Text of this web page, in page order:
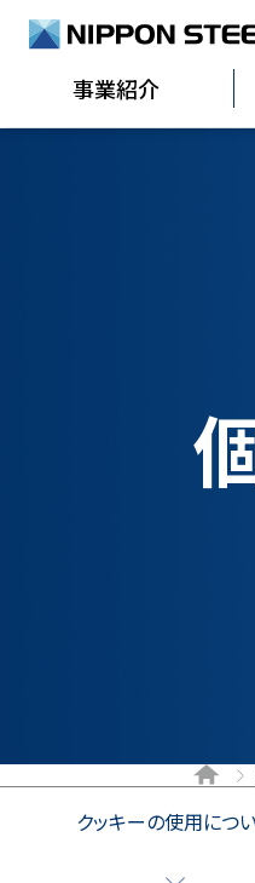
事業紹介
クッキーの使用につ